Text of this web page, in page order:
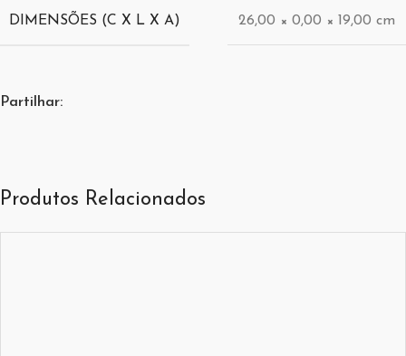
DIMENSÕES (C X L X A) 26,00 × 0,00 × 19,00 cm
Partilhar:
Produtos Relacionados